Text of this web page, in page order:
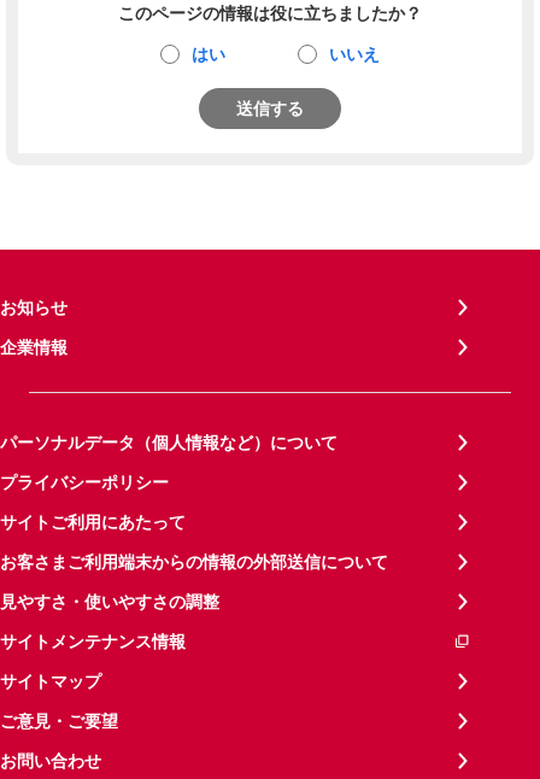
このページの情報は役に立ちましたか？
はい いいえ
送信する
お知らせ
企業情報
パーソナルデータ（個人情報など）について
プライバシーポリシー
サイトご利用にあたって
お客さまご利用端末からの情報の外部送信について
見やすさ・使いやすさの調整
サイトメンテナンス情報
サイトマップ
ご意見・ご要望
お問い合わせ